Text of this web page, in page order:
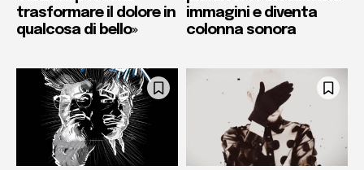
trasformare il dolore in
qualcosa di bello»
immagini e diventa
colonna sonora